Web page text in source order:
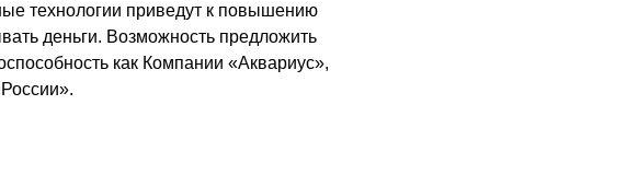
технологии приведут к повышению
деньги. Возможность предложить
как Компании «Аквариус»,